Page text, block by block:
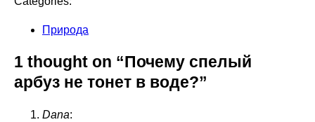
Природа
1 thought on “Почему спелый
арбуз не тонет в воде?”
Dana: